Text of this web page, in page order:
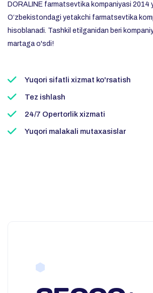
DORALINE farmatsevtika kompaniyasi 2014
O‘zbekistondagi yetakchi farmatsevtika
hisoblanadi. Tashkil etilganidan beri
martaga o'sdi!
Yuqori sifatli xizmat ko'rsatish
Tez ishlash
24/7 Opertorlik xizmati
Yuqori malakali mutaxasislar